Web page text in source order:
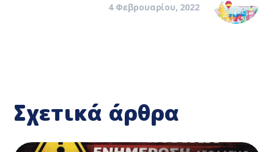
4 Φεβρουαρίου, 2022
Σχετικά άρθρα